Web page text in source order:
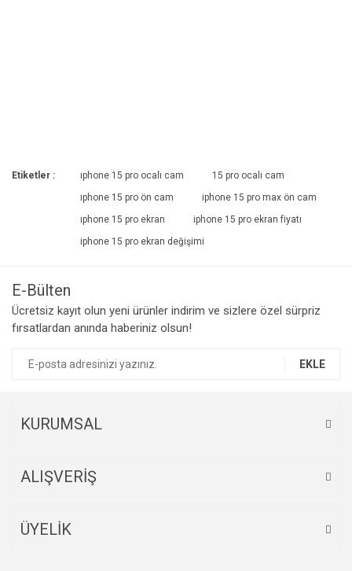
Etiketler : ıphone 15 pro ocalı cam
15 pro ocalı cam
ıphone 15 pro ön cam
iphone 15 pro max ön cam
ıphone 15 pro ekran
iphone 15 pro ekran fiyatı
iphone 15 pro ekran değişimi
E-Bülten
Ücretsiz kayıt olun yeni ürünler indirim ve sizlere özel sürpriz
fırsatlardan anında haberiniz olsun!
EKLE
KURUMSAL
ALIŞVERİŞ
ÜYELİK